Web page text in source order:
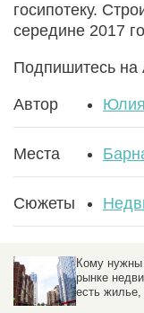
госипотеку.
середине 2017
Подпишитесь на
Автор
Места
Сюжеты
Кому
рынке
есть жилье,